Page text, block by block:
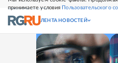
принимаете условия Пользовательского
СВЕЖИЙ НОМЕР
ЛЕНТА НОВОСТЕЙ